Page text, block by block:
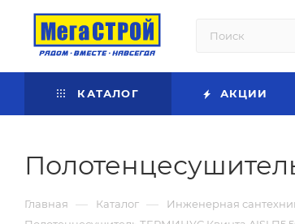
КАТАЛОГ АКЦИИ
Главная — Каталог — Инженерная